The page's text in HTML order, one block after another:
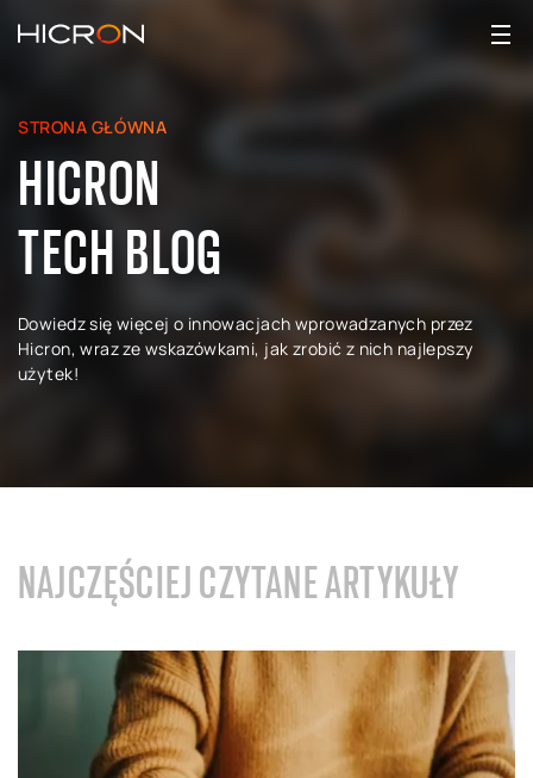
STRONA GŁÓWNA
HICRON
TECH BLOG
Dowiedz się więcej o innowacjach wprowadzanych przez
Hicron, wraz ze wskazówkami, jak zrobić z nich najlepszy
użytek!
NAJCZĘŚCIEJ CZYTANE ARTYKUŁY